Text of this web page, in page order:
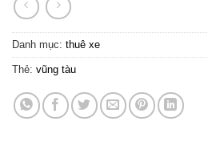
Danh mục: thuê xe
Thẻ: vũng tàu